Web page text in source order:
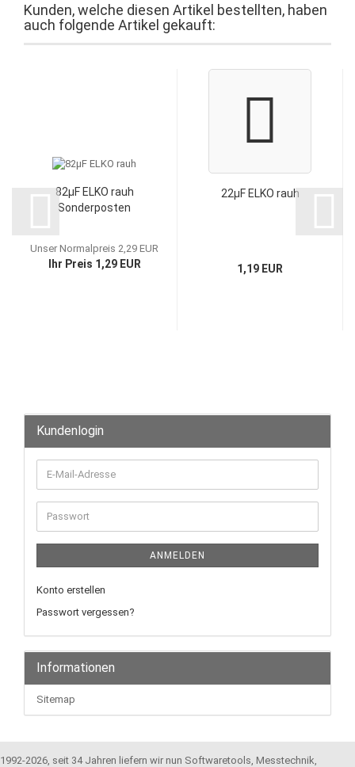
Kunden, welche diesen Artikel bestellten, haben
auch folgende Artikel gekauft:
82µF ELKO rauh
Sonderposten
Unser Normalpreis 2,29 EUR
Ihr Preis 1,29 EUR
22µF ELKO rauh
1,19 EUR
Kundenlogin
E-
Mail-
Adresse
Passwort
ANMELDEN
Konto erstellen
Passwort vergessen?
Informationen
Sitemap
1992-2026, seit 34 Jahren liefern wir nun Softwaretools, Messtechnik,